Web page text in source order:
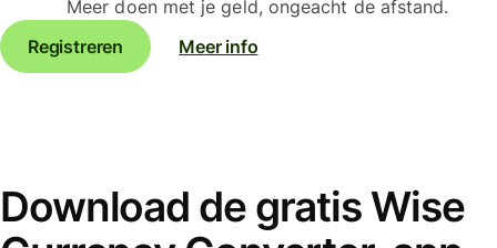
Meer doen met je geld, ongeacht de afstand.
Registreren
Meer info
Download de gratis Wise